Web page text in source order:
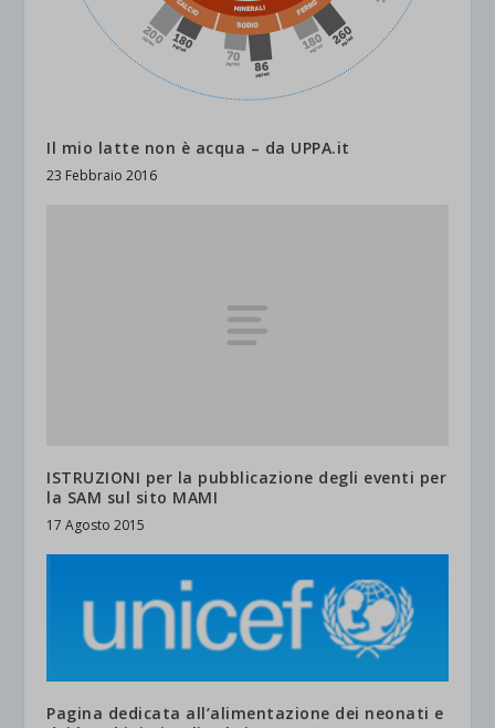
Il mio latte non è acqua – da UPPA.it
23 Febbraio 2016
ISTRUZIONI per la pubblicazione degli eventi per
la SAM sul sito MAMI
17 Agosto 2015
Pagina dedicata all’alimentazione dei neonati e